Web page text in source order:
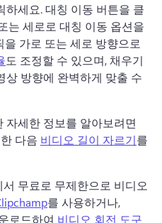
하세요. 대칭 이동 버튼을 클
는 세로로 대칭 이동 옵션을
가로 또는 세로 방향으로
도 조정할 수 있으며, 채우기
상 방향에 완벽하게 맞출 수
자세한 정보를 알아보려면
다음 비디오 길이 자르기를
무료로 무제한으로 비디오
를 사용하거나,
로드하여 비디오 회전 도구